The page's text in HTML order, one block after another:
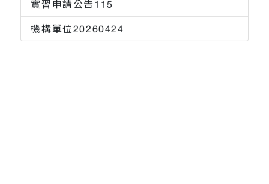
實習申請公告115
機構單位20260424